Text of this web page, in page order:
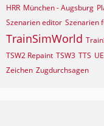
HRR München - Augsburg
Szenarien editor Szenarien
TrainSimWorld
TSW2 Repaint TSW3 TTS
Zeichen Zugdurchsagen